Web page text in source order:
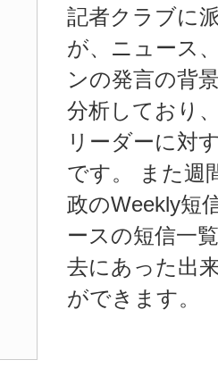
記者クラブに
が、ニュース
ンの発言の背
分析しており
リーダーに対
です。 また週
政のWeekly短
ースの短信一
去にあった出
ができます。